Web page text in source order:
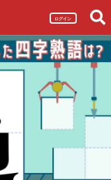
ログイン